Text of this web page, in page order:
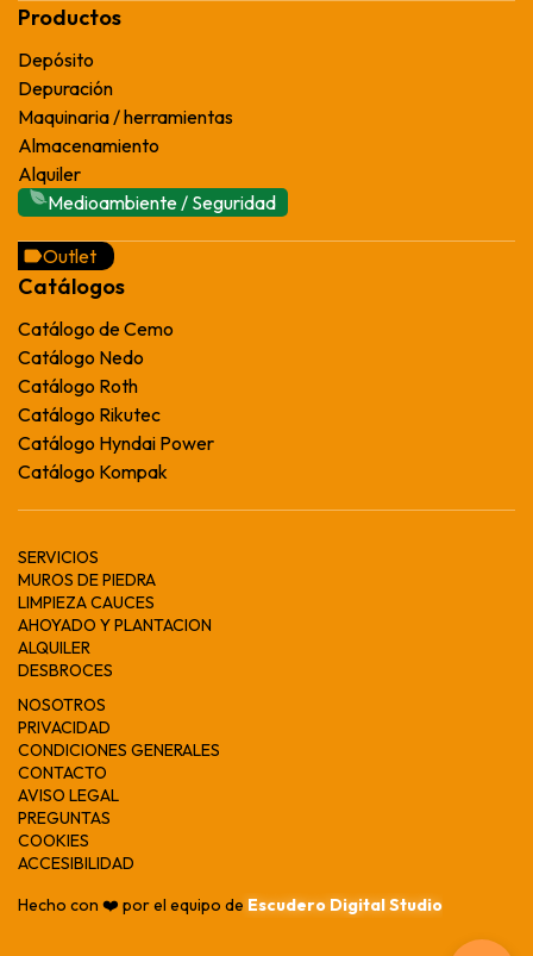
Productos
Depósito
Depuración
Maquinaria / herramientas
Almacenamiento
Alquiler
Medioambiente / Seguridad
Outlet
Catálogos
Catálogo de Cemo
Catálogo Nedo
Catálogo Roth
Catálogo Rikutec
Catálogo Hyndai Power
Catálogo Kompak
SERVICIOS
MUROS DE PIEDRA
LIMPIEZA CAUCES
AHOYADO Y PLANTACION
ALQUILER
DESBROCES
NOSOTROS
PRIVACIDAD
CONDICIONES GENERALES
CONTACTO
AVISO LEGAL
PREGUNTAS
COOKIES
ACCESIBILIDAD
Hecho con ❤️ por el equipo de Escudero Digital Studio